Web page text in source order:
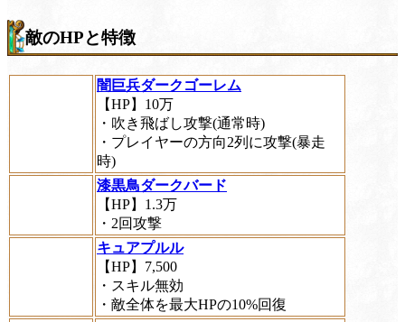
敵のHPと特徴
闇巨兵ダークゴーレム
【HP】10万
・吹き飛ばし攻撃(通常時)
・プレイヤーの方向2列に攻撃(暴走
時)
漆黒鳥ダークバード
【HP】1.3万
・2回攻撃
キュアプルル
【HP】7,500
・スキル無効
・敵全体を最大HPの10%回復